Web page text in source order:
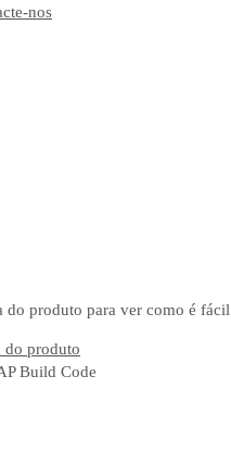
nos
do produto para ver como é
do produto